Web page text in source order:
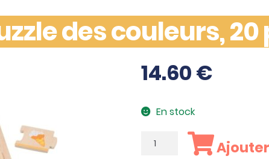
des couleurs, 20
14.60€
En stock
quantité